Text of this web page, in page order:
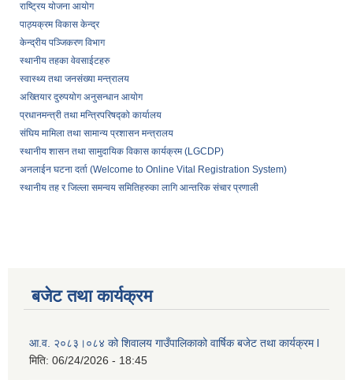
राष्ट्रिय योजना आयोग
पाठ्यक्रम विकास केन्द्र
केन्द्रीय पञ्जिकरण विभाग
स्थानीय तहका वेवसाईटहरु
स्वास्थ्य तथा जनसंख्या मन्त्रालय
अख्तियार दुरुपयोग अनुसन्धान आयोग
प्रधानमन्त्री तथा मन्त्रिपरिषद्को कार्यालय
संघिय मामिला तथा सामान्य प्रशासन मन्त्रालय
स्थानीय शासन तथा सामुदायिक विकास कार्यक्रम (LGCDP)
अनलाईन घटना दर्ता (Welcome to Online Vital Registration System)
स्थानीय तह र जिल्ला समन्वय समितिहरुका लागि आन्तरिक संचार प्रणाली
बजेट तथा कार्यक्रम
आ.व. २०८३।०८४ को शिवालय गाउँपालिकाको वार्षिक बजेट तथा कार्यक्रम l
मिति: 06/24/2026 - 18:45